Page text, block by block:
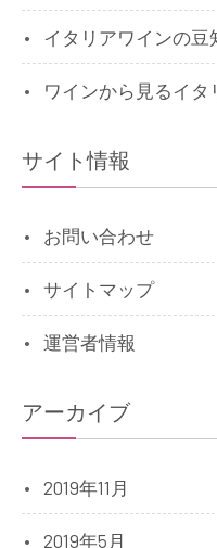
イタリアワインの豆
ワインから見るイ
サイト情報
お問い合わせ
サイトマップ
運営者情報
アーカイブ
2019年11月
2019年5月